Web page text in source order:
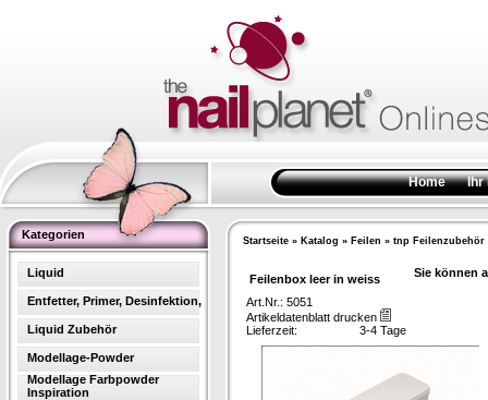
Home Ihr
Kategorien
Liquid
Entfetter, Primer, Desinfektion,
Liquid Zubehör
Modellage-Powder
Modellage Farbpowder
Inspiration
Startseite » Katalog » Feilen » tnp Feilenzubehör
Feilenbox leer in weiss Sie können
Art.Nr.: 5051
Artikeldatenblatt drucken
Lieferzeit:
3-4 Tage